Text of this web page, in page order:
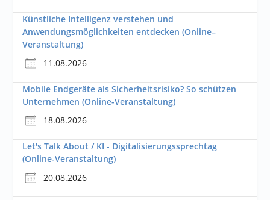
Künstliche Intelligenz verstehen und
Anwendungsmöglichkeiten entdecken (Online–
Veranstaltung)
11.08.2026
Mobile Endgeräte als Sicherheitsrisiko? So schützen
Unternehmen (Online-Veranstaltung)
18.08.2026
Let's Talk About / KI - Digitalisierungssprechtag
(Online-Veranstaltung)
20.08.2026